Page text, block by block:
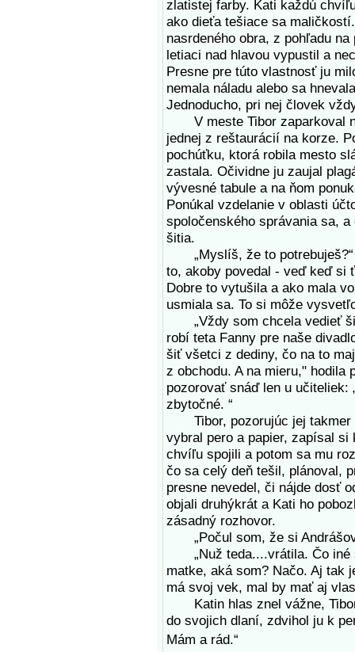
zlatistej farby. Kati každú
ako dieťa tešiace sa
nasrdeného obra, z pohľadu
letiaci nad hlavou vypustil a
Presne pre túto vlastnosť ju
nemala náladu alebo sa
Jednoducho, pri nej človek
V meste Tibor zaparkoval
jednej z reštaurácií na korze.
pochúťku, ktorá robila mesto
zastala. Očividne ju zaujal
vývesné tabule a na ňom
Ponúkal vzdelanie v oblasti
spoločenského správania sa,
šitia.
„Myslíš, že to potrebuješ?“
to, akoby povedal - veď keď si
Dobre to vytušila a ako mala
usmiala sa. To si môže
„Vždy som chcela vedieť
robí teta Fanny pre naše
šiť všetci z dediny, čo na to
z obchodu. A na mieru," hodila
pozorovať snáď len u učiteliek:
zbytočné. “
Tibor, pozorujúc jej takmer
vybral pero a papier, zapísal
chvíľu spojili a potom sa mu
čo sa celý deň tešil, plánoval,
presne nevedel, či nájde dosť
objali druhýkrát a Kati ho
zásadný rozhovor.
„Počul som, že si
„Nuž teda....vrátila. Čo iné
matke, aká som? Načo. Aj tak
má svoj vek, mal by mať aj
Katin hlas znel vážne,
do svojich dlaní, zdvihol ju k
Mám a rád.“